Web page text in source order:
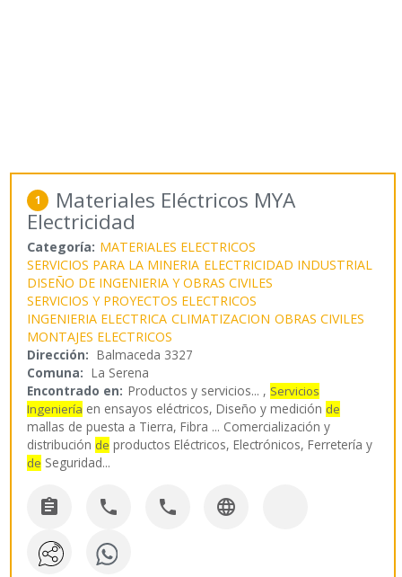
1 Materiales Eléctricos MYA
Electricidad
Categoría: MATERIALES ELECTRICOS
SERVICIOS PARA LA MINERIA ELECTRICIDAD INDUSTRIAL
DISEÑO DE INGENIERIA Y OBRAS CIVILES
SERVICIOS Y PROYECTOS ELECTRICOS
INGENIERIA ELECTRICA CLIMATIZACION OBRAS CIVILES
MONTAJES ELECTRICOS
Dirección: Balmaceda 3327
Comuna: La Serena
Encontrado en: Productos y servicios... , Servicios
Ingeniería en ensayos eléctricos, Diseño y medición de
mallas de puesta a Tierra, Fibra ... Comercialización y
distribución de productos Eléctricos, Electrónicos, Ferretería y
de Seguridad...
   